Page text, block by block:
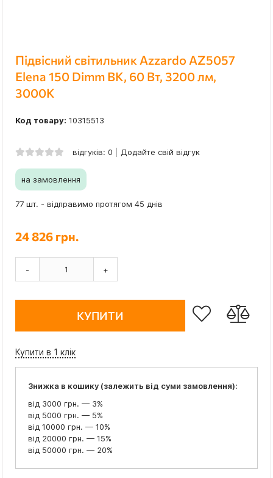
Підвісний світильник Azzardo AZ5057
Elena 150 Dimm BK, 60 Вт, 3200 лм,
3000K
Код товару: 10315513
відгуків: 0 Додайте свій відгук
на замовлення
77 шт. - відправимо протягом 45 днів
24 826 грн.
- +
КУПИТИ
Купити в 1 клік
Знижка в кошику (залежить від суми замовлення):
від 3000 грн. — 3%
від 5000 грн. — 5%
від 10000 грн. — 10%
від 20000 грн. — 15%
від 50000 грн. — 20%